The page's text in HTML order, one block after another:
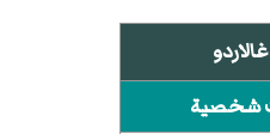
شخصية